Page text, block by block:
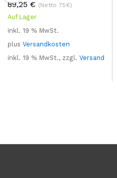
89,25 € (Netto 75€)
Auf Lager
inkl. 19 % MwSt.
plus Versandkosten
inkl. 19 % MwSt., zzgl. Versand